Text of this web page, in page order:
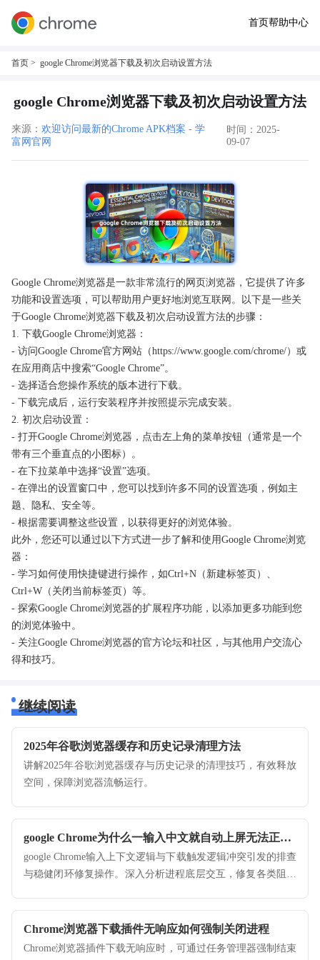
首页帮助中心
首页 > google Chrome浏览器下载及初次启动设置方法
google Chrome浏览器下载及初次启动设置方法
来源： 欢迎访问最新的Chrome APK档案 - 学
富网官网
时间：2025-
09-07
Google Chrome浏览器是一款非常流行的网页浏览器，它提供了许多
功能和设置选项，可以帮助用户更好地浏览互联网。以下是一些关
于Google Chrome浏览器下载及初次启动设置方法的步骤：
1. 下载Google Chrome浏览器：
- 访问Google Chrome官方网站（https://www.google.com/chrome/）或
在应用商店中搜索“Google Chrome”。
- 选择适合您操作系统的版本进行下载。
- 下载完成后，运行安装程序并按照提示完成安装。
2. 初次启动设置：
- 打开Google Chrome浏览器，点击左上角的菜单按钮（通常是一个
带有三个垂直点的小图标）。
- 在下拉菜单中选择“设置”选项。
- 在弹出的设置窗口中，您可以找到许多不同的设置选项，例如主
题、隐私、安全等。
- 根据需要调整这些设置，以获得更好的浏览体验。
此外，您还可以通过以下方式进一步了解和使用Google Chrome浏览
器：
- 学习如何使用快捷键进行操作，如Ctrl+N（新建标签页）、
Ctrl+W（关闭当前标签页）等。
- 探索Google Chrome浏览器的扩展程序功能，以添加更多功能到您
的浏览体验中。
- 关注Google Chrome浏览器的官方论坛和社区，与其他用户交流心
得和技巧。
继续阅读
2025年谷歌浏览器缓存和历史记录清理方法
讲解2025年谷歌浏览器缓存与历史记录的清理技巧，有效释放
空间，保障浏览器流畅运行。
google Chrome为什么一输入中文就自动上屏无法正常下载
google Chrome输入上下文逻辑与下载触发逻辑冲突引发的排查
与稳健闭环修复操作。深入分析进程底层交互，修复各类阻断
Chrome浏览器下载插件无响应如何强制关闭进程
Chrome浏览器插件下载无响应时，可通过任务管理器强制结束